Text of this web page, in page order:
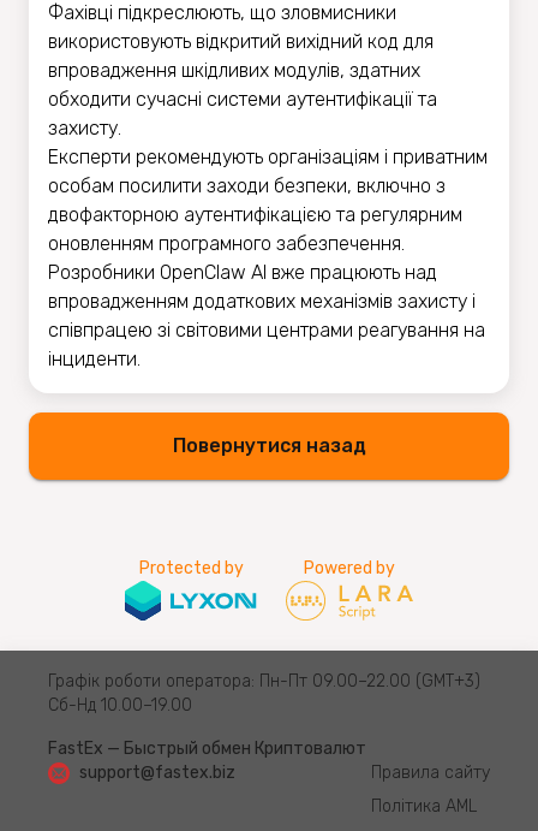
Фахівці підкреслюють, що зловмисники
використовують відкритий вихідний код для
впровадження шкідливих модулів, здатних
обходити сучасні системи аутентифікації та
захисту.
Експерти рекомендують організаціям і приватним
особам посилити заходи безпеки, включно з
двофакторною аутентифікацією та регулярним
оновленням програмного забезпечення.
Розробники OpenClaw AI вже працюють над
впровадженням додаткових механізмів захисту і
співпрацею зі світовими центрами реагування на
інциденти.
Повернутися назад
Protected by Powered by
Графік роботи оператора: Пн-Пт 09.00–22.00 (GMT+3)
Сб-Нд 10.00–19.00
FastEx — Быстрый обмен Криптовалют
support@fastex.biz
Правила сайту
Політика AML